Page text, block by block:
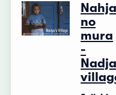
Nahja
no
mura
-